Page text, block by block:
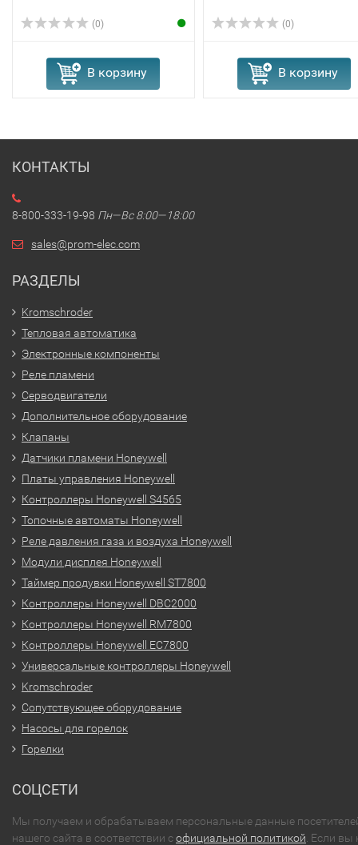
(0)
В корзину
(0)
В корзину
КОНТАКТЫ
8-800-333-19-98 Пн—Вс 8:00—18:00
sales@prom-elec.com
РАЗДЕЛЫ
Kromschroder
Тепловая автоматика
Электронные компоненты
Реле пламени
Серводвигатели
Дополнительное оборудование
Клапаны
Датчики пламени Honeywell
Платы управления Honeywell
Контроллеры Honeywell S4565
Топочные автоматы Honeywell
Реле давления газа и воздуха Honeywell
Модули дисплея Honeywell
Таймер продувки Honeywell ST7800
Контроллеры Honeywell DBC2000
Контроллеры Honeywell RM7800
Контроллеры Honeywell EC7800
Универсальные контроллеры Honeywell
Kromschroder
Сопутствующее оборудование
Насосы для горелок
Горелки
СОЦСЕТИ
Мы получаем и обрабатываем персональные данные
нашего сайта в соответствии софициальной политикой . Если вы